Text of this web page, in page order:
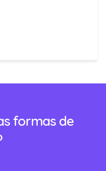
formas de